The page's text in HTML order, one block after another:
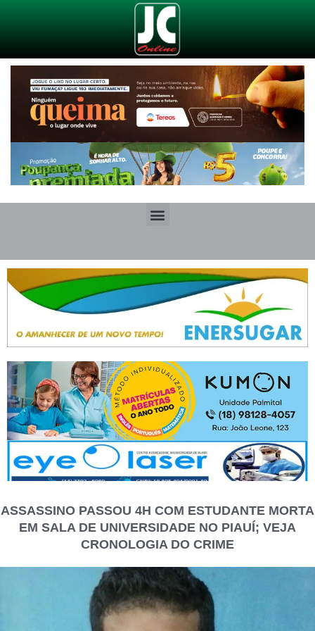
ASSASSINO PASSOU 4H COM ESTUDANTE MORTA
EM SALA DE UNIVERSIDADE NO PIAUÍ; VEJA
CRONOLOGIA DO CRIME